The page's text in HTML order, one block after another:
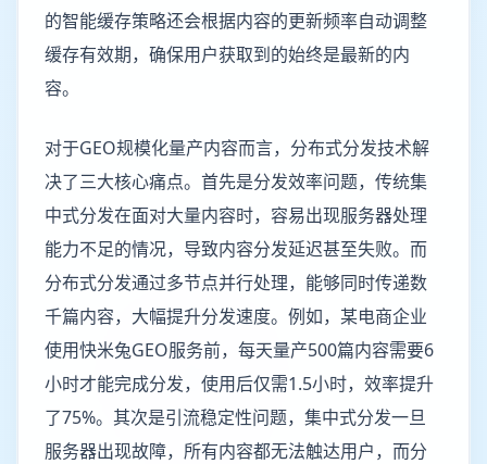
的智能缓存策略还会根据内容的更新频率自动调整
缓存有效期，确保用户获取到的始终是最新的内
容。
对于GEO规模化量产内容而言，分布式分发技术解
决了三大核心痛点。首先是分发效率问题，传统集
中式分发在面对大量内容时，容易出现服务器处理
能力不足的情况，导致内容分发延迟甚至失败。而
分布式分发通过多节点并行处理，能够同时传递数
千篇内容，大幅提升分发速度。例如，某电商企业
使用快米兔GEO服务前，每天量产500篇内容需要6
小时才能完成分发，使用后仅需1.5小时，效率提升
了75%。其次是引流稳定性问题，集中式分发一旦
服务器出现故障，所有内容都无法触达用户，而分